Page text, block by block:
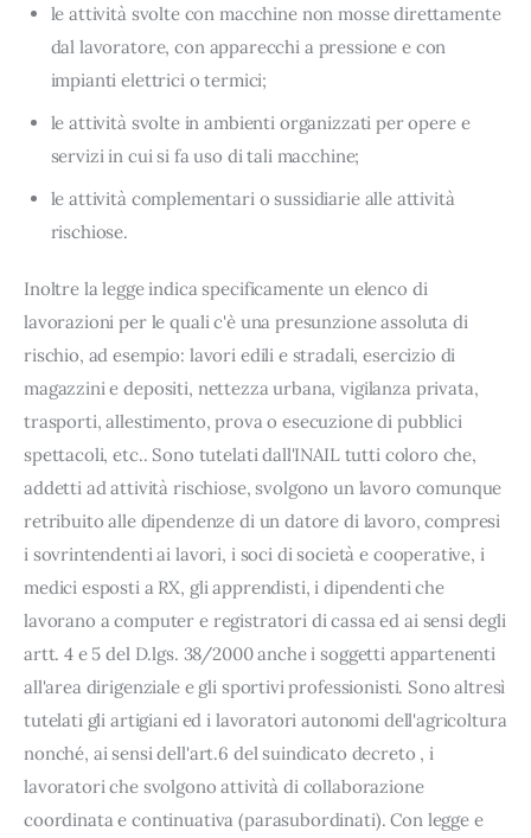
le attività svolte con macchine non mosse direttamente
dal lavoratore, con apparecchi a pressione e con
impianti elettrici o termici;
le attività svolte in ambienti organizzati per opere e
servizi in cui si fa uso di tali macchine;
le attività complementari o sussidiarie alle attività
rischiose.
Inoltre la legge indica specificamente un elenco di
lavorazioni per le quali c'è una presunzione assoluta di
rischio, ad esempio: lavori edili e stradali, esercizio di
magazzini e depositi, nettezza urbana, vigilanza privata,
trasporti, allestimento, prova o esecuzione di pubblici
spettacoli, etc.. Sono tutelati dall'INAIL tutti coloro che,
addetti ad attività rischiose, svolgono un lavoro comunque
retribuito alle dipendenze di un datore di lavoro, compresi
i sovrintendenti ai lavori, i soci di società e cooperative, i
medici esposti a RX, gli apprendisti, i dipendenti che
lavorano a computer e registratori di cassa ed ai sensi degli
artt. 4 e 5 del D.lgs. 38/2000 anche i soggetti appartenenti
all'area dirigenziale e gli sportivi professionisti. Sono altresì
tutelati gli artigiani ed i lavoratori autonomi dell'agricoltura
nonché, ai sensi dell'art.6 del suindicato decreto , i
lavoratori che svolgono attività di collaborazione
coordinata e continuativa (parasubordinati). Con legge e